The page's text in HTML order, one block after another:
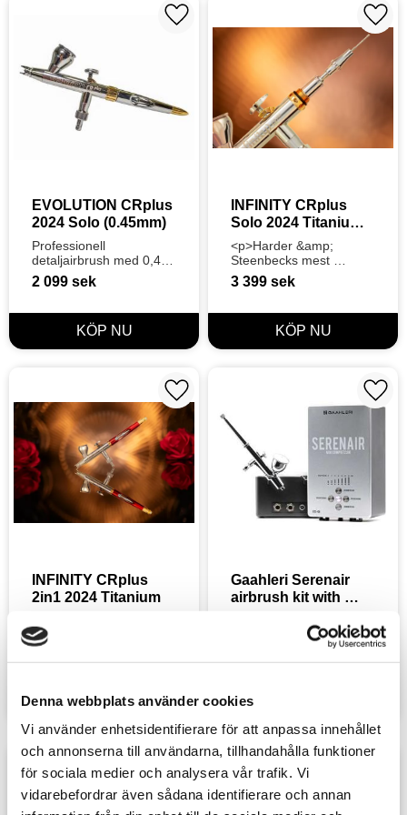
Denna webbplats använder cookies
Vi använder enhetsidentifierare för att anpassa innehållet
och annonserna till användarna, tillhandahålla funktioner
för sociala medier och analysera vår trafik. Vi
vidarebefordrar även sådana identifierare och annan
EVOLUTION CRplus
2024 Solo (0.45mm)
Professionell
detaljairbrush med 0,45
mm fine line nozzle set,
5 ml kopp med lock,
kromfinish och PTFE-
packningar.
2 099 sek
Lägg till i favoriter
INFINITY CRplus
Solo 2024 Titanium
(0.25mm)
<p>Harder &amp;
Steenbecks mest
precisa och hållbara
airbrush för
TITANIUM-munstycke
och maximal kontroll.
</p>
3 399 sek
INFINITY CRplus
2in1 2024 Titanium
Steenbecks mest
avancerade och
hållbara airbrush hittills,
munstycke, maximal
precision och
oöverträffad kontroll.</p>
Lägg till i favoriter
Gaahleri Serenair
airbrush kit with
<div>Gaahleri Serenair
GTS-06 är ett portabelt,
komplett airbrush-kit
med mini-kompressor,
designat för hobbyister
och konstnärer som vill
börja airbrusha direkt.
</div>
Lägg till i favoriter